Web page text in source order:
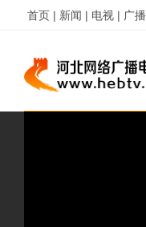
首页 | 新闻 | 电视 | 广